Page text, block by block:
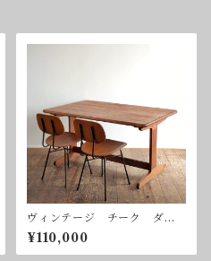
ヴィンテージ チーク ダイ
ニングテーブル 無垢集成
材 1350 x 860 mm
¥110,000